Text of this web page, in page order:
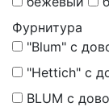
Фурнитура
"Blum" с
"Hettich" с
BLUM с